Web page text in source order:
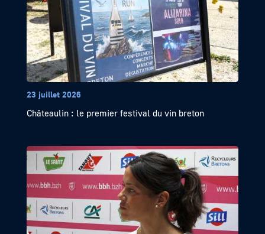
23 juillet 2026
Châteaulin : le premier festival du vin breton